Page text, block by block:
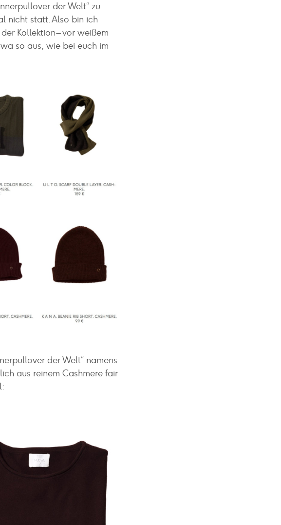
der Welt“ zu
nicht statt. Also bin ich
Kollektion – vor weißem
so aus, wie bei euch im
der Welt“ namens
aus reinem Cashmere fair